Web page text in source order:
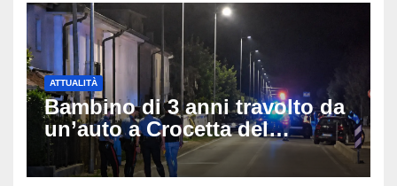
ATTUALITÀ
Bambino di 3 anni travolto da
un’auto a Crocetta del
Montello: è gravissimo,
trasportato in elicottero a